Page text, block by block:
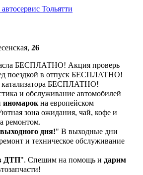
Тольятти
26
БЕСПЛАТНО! Акция проверь
поездкой в отпуск БЕСПЛАТНО!
катализатора БЕСПЛАТНО!
и обслуживание автомобилей
иномарокна европейском
зона ожидания, чай, кофе и
ремонтом.
дня!" В выходные дни
и техническое обслуживание
ДТП". Спешим на помощь и дарим